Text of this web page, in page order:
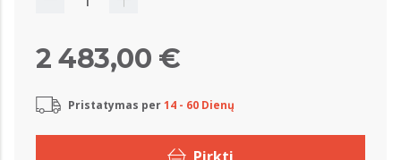
2 483,00 €
Pristatymas per14 - 60 Dienų